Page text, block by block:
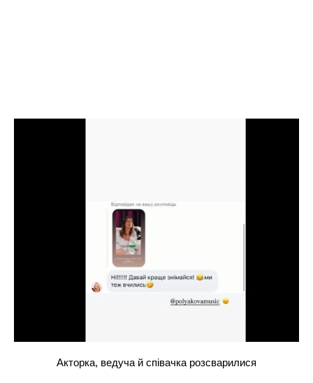
Акторка, ведуча й співачка розсварилися